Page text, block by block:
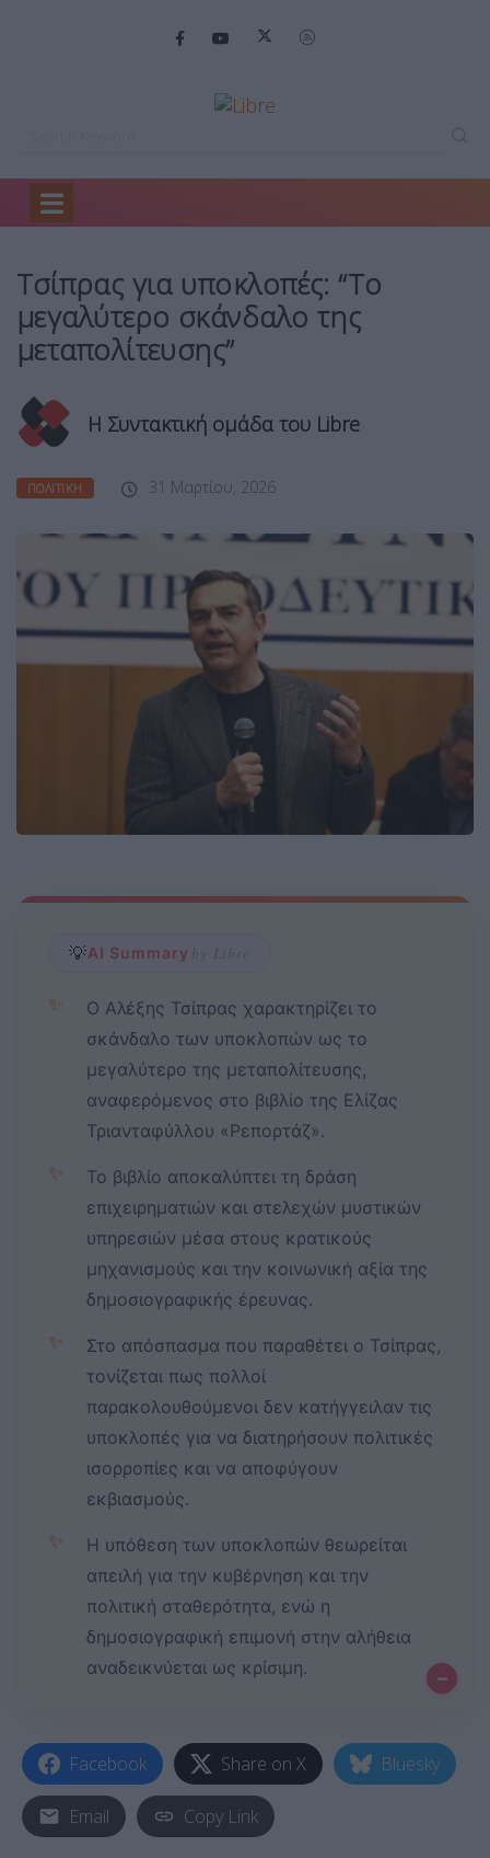
Home
Τσίπρας για υποκλοπές: “Το
μεγαλύτερο σκάνδαλο της
μεταπολίτευσης”
Η Συντακτική ομάδα του Libre
ΠΟΛΙΤΙΚΉ 31 Μαρτίου, 2026
💡AI Summary by Libre
✨
Ο Αλέξης Τσίπρας χαρακτηρίζει το
σκάνδαλο των υποκλοπών ως το
μεγαλύτερο της μεταπολίτευσης,
αναφερόμενος στο βιβλίο της Ελίζας
Τριανταφύλλου «Ρεπορτάζ».
✨
Το βιβλίο αποκαλύπτει τη δράση
επιχειρηματιών και στελεχών μυστικών
υπηρεσιών μέσα στους κρατικούς
μηχανισμούς και την κοινωνική αξία της
δημοσιογραφικής έρευνας.
✨
Στο απόσπασμα που παραθέτει ο Τσίπρας,
τονίζεται πως πολλοί
παρακολουθούμενοι δεν κατήγγειλαν τις
υποκλοπές για να διατηρήσουν πολιτικές
ισορροπίες και να αποφύγουν
εκβιασμούς.
✨
Η υπόθεση των υποκλοπών θεωρείται
απειλή για την κυβέρνηση και την
πολιτική σταθερότητα, ενώ η
δημοσιογραφική επιμονή στην αλήθεια
αναδεικνύεται ως κρίσιμη.
–
Facebook Share on X Bluesky
Email Copy Link